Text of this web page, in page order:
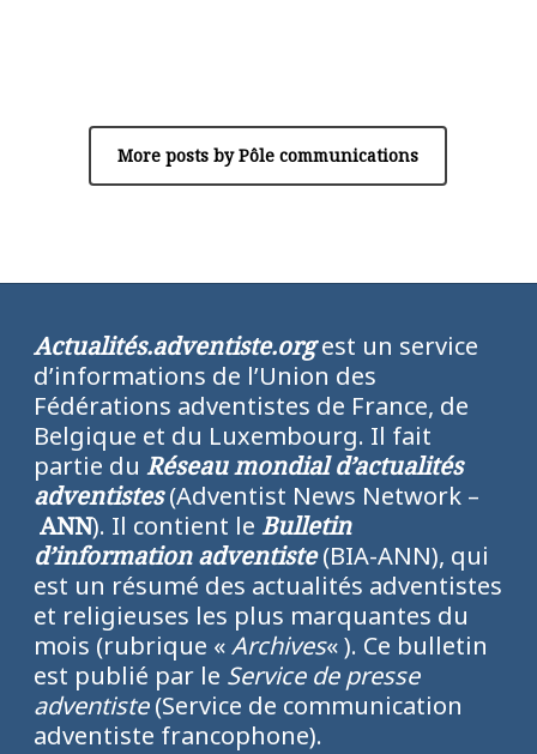
More posts by Pôle communications
Actualités.adventiste.orgest un service
d’informations de l’Union des
Fédérations adventistes de France, de
Belgique et du Luxembourg. Il fait
partie du Réseau mondial d’actualités
adventistes(Adventist News Network –
ANN). Il contient le Bulletin
d’information adventiste(BIA-ANN), qui
est un résumé des actualités adventistes
et religieuses les plus marquantes du
mois (rubrique «Archives« ). Ce bulletin
est publié par le Service de presse
adventiste(Service de communication
adventiste francophone).